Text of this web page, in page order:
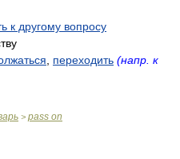
к другому вопросу
переходить (напр. к
> pass on